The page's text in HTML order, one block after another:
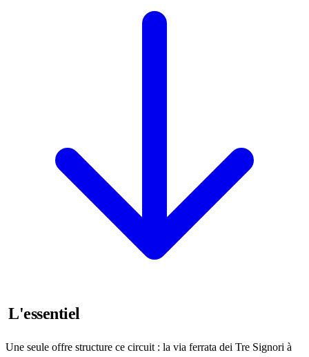
L'essentiel
Une seule offre structure ce circuit : la via ferrata dei Tre Signori à